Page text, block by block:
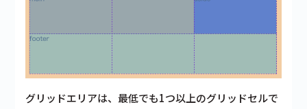
グリッドエリアは、最低でも1つ以上のグリッドセルで